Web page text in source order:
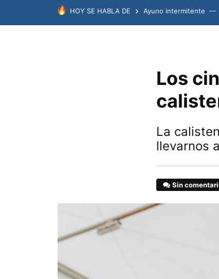
HOY SE HABLA DE Ayuno intermitente
Los
La
llevarnos
Sin